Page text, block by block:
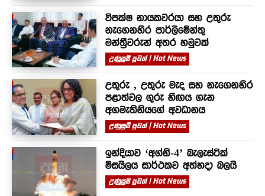
විපක්ෂ නායකවරයා සහ උතුරු
නැගෙනහිර පාර්ලිමේන්තු
මන්ත්‍රීවරුන් අතර හමුවක්
උණුසුම් පුවත් | Hot News
උතුරු , උතුරු මැද සහ නැගෙනහිර
පළාත්වල ගුරු හිඟය ගැන
අගමැතිනියගේ අවධානය
උණුසුම් පුවත් | Hot News
ඉන්දියාව ‘අග්නි-4’ බැලැස්ටික්
මිසයිලය සාර්ථකව අත්හදා බලයි
උණුසුම් පුවත් | Hot News